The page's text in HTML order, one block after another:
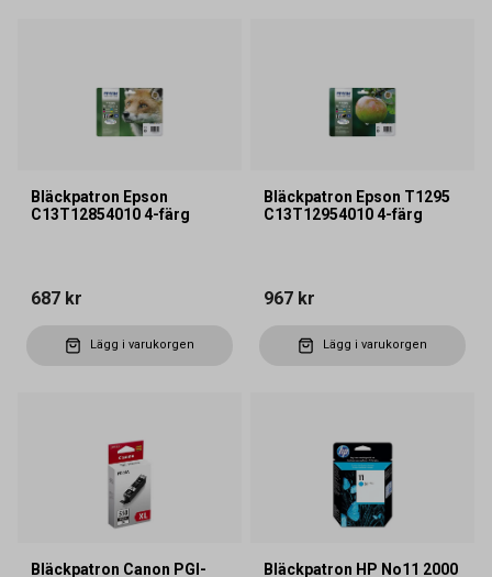
Bläckpatron Epson
C13T12854010 4-färg
687 kr
Lägg i varukorgen
Bläckpatron Epson T1295
C13T12954010 4-färg
967 kr
Lägg i varukorgen
Bläckpatron Canon PGI-
Bläckpatron HP No11 2000